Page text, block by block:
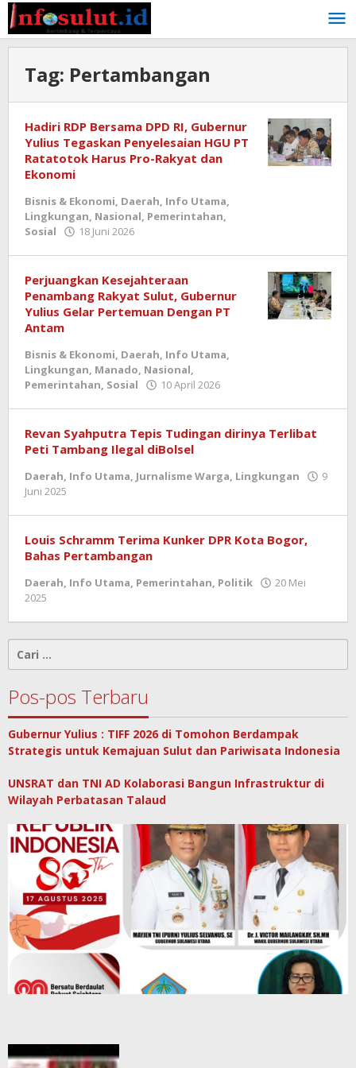
Lewati
ke
konten
Tag: Pertambangan
Hadiri RDP Bersama DPD RI, Gubernur
Yulius Tegaskan Penyelesaian HGU PT
Ratatotok Harus Pro-Rakyat dan
Ekonomi
Bisnis & Ekonomi, Daerah, Info Utama,
Lingkungan, Nasional, Pemerintahan,
Sosial
18 Juni 2026
Perjuangkan Kesejahteraan
Penambang Rakyat Sulut, Gubernur
Yulius Gelar Pertemuan Dengan PT
Antam
Bisnis & Ekonomi, Daerah, Info Utama,
Lingkungan, Manado, Nasional,
Pemerintahan, Sosial 10 April 2026
Revan Syahputra Tepis Tudingan dirinya Terlibat
Peti Tambang Ilegal diBolsel
Daerah, Info Utama, Jurnalisme Warga, Lingkungan
9
Juni 2025
Louis Schramm Terima Kunker DPR Kota Bogor,
Bahas Pertambangan
Daerah, Info Utama, Pemerintahan, Politik
20 Mei
2025
untuk:
Pos-pos Terbaru
Gubernur Yulius : TIFF 2026 di Tomohon Berdampak
Strategis untuk Kemajuan Sulut dan Pariwisata Indonesia
UNSRAT dan TNI AD Kolaborasi Bangun Infrastruktur di
Wilayah Perbatasan Talaud